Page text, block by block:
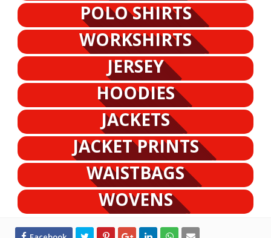
POLO SHIRTS
WORKSHIRTS
JERSEY
HOODIES
JACKETS
JACKET PRINTS
WAISTBAGS
WOVENS